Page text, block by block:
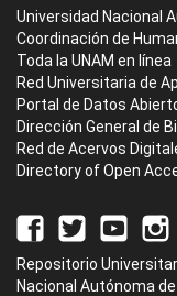
Universidad Nacional
Coordinación de
Toda la UNAM en línea
Red Universitaria de
Portal de Datos
Dirección General de
Red de Acervos
Directory of Open
Repositorio
Nacional Autónoma